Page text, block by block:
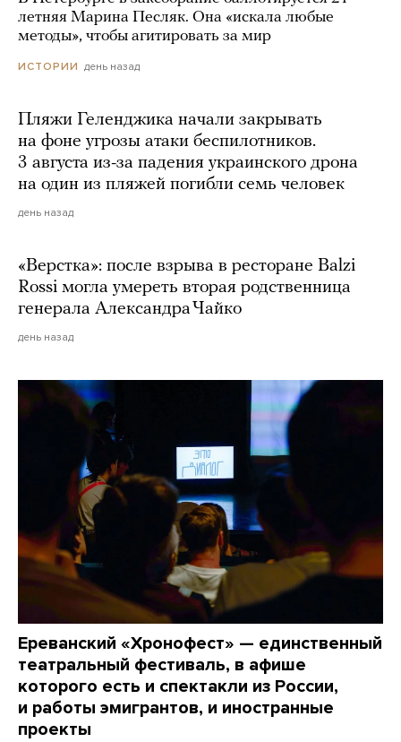
летняя Марина Песляк. Она «искала любые
методы», чтобы агитировать за мир
ИСТОРИИ день назад
Пляжи Геленджика начали закрывать
на фоне угрозы атаки беспилотников.
3 августа из-за падения украинского дрона
на один из пляжей погибли семь человек
день назад
«Верстка»: после взрыва в ресторане Balzi
Rossi могла умереть вторая родственница
генерала Александра Чайко
день назад
Ереванский «Хронофест» — единственный
театральный фестиваль, в афише
которого есть и спектакли из России,
и работы эмигрантов, и иностранные
проекты